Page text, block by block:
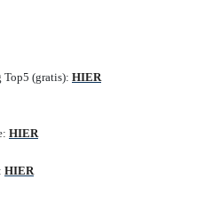
(gratis): HIER
HIER
HIER